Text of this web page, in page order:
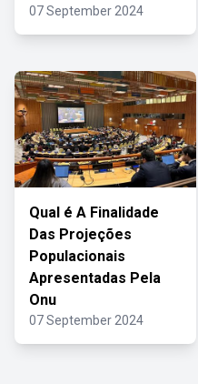
07 September 2024
Qual é A Finalidade
Das Projeções
Populacionais
Apresentadas Pela
Onu
07 September 2024